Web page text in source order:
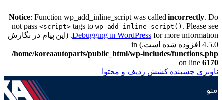
Notice: Function wp_add_inline_script was called incorrectly. Do
not pass <script> tags to wp_add_inline_script() . Please see
Debugging in WordPressfor more information. (این پیام در نگارش
4.5.0 افزوده شده است.) in
/home/koreaautoparts/public_html/wp-includes/functions.php
on line 6170
ناوبری چسبنده کشش ردیف و محتوا
منو